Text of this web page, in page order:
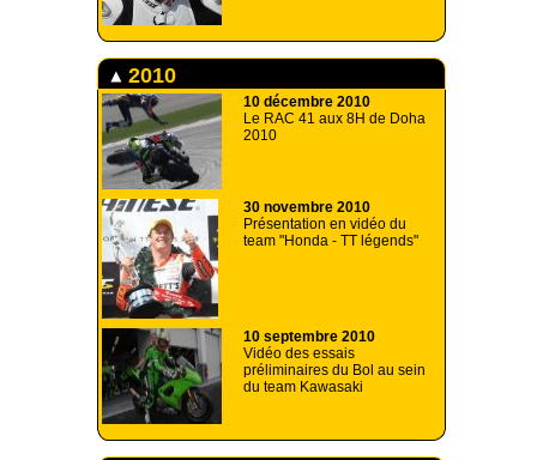
2010
10 décembre 2010
Le RAC 41 aux 8H de Doha
2010
30 novembre 2010
Présentation en vidéo du
team "Honda - TT légends"
10 septembre 2010
Vidéo des essais
préliminaires du Bol au sein
du team Kawasaki